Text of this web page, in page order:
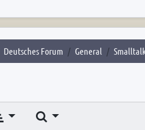
Deutsches Forum General
Search